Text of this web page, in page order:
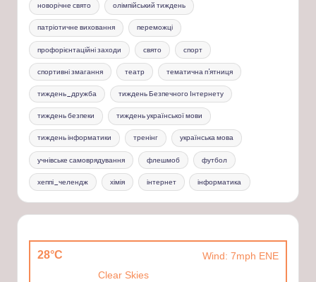
новорічне свято олімпійський тиждень
патріотичне виховання переможці
профорієнтаційні заходи свято спорт
спортивні змагання театр тематична п'ятниця
тиждень_дружба тиждень Безпечного Інтернету
тиждень безпеки тиждень української мови
тиждень інформатики тренінг українська мова
учнівське самоврядування флешмоб футбол
хеппі_челендж хімія інтернет інформатика
28°C
Wind: 7mph ENE
Clear Skies